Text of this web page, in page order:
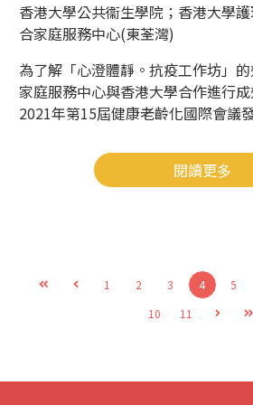
香港大學公共衞生學院；香港大學
合家庭服務中心(東荃灣)
為了解「心澄體靜。抗疫工作坊」
家庭服務中心與香港大學合作進行
2021年第15屆健康老齡化國際會議
閱讀更多
1 2 3 4 5
10
11